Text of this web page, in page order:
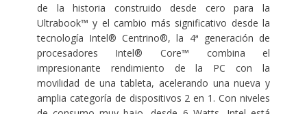
de la historia construido desde cero para la
Ultrabook™ y el cambio más significativo desde la
tecnología Intel® Centrino®, la 4ª generación de
procesadores Intel® Core™ combina el
impresionante rendimiento de la PC con la
movilidad de una tableta, acelerando una nueva y
amplia categoría de dispositivos 2 en 1. Con niveles